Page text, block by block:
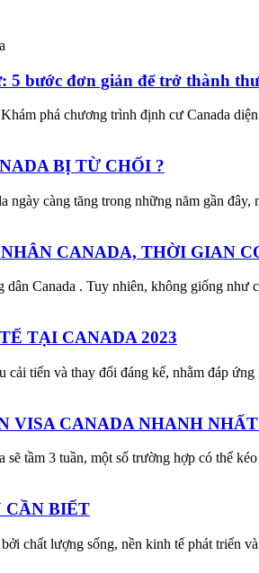
5 bước đơn giản để trở thành
phá chương trình định cư Canada
BỊ TỪ CHỐI ?
ngày càng tăng trong những năm gần
CANADA, THỜI GIAN
Canada . Tuy nhiên, không giống như
TẠI CANADA 2023
cải tiến và thay đổi đáng kể, nhằm đáp
VISA CANADA NHANH
tầm 3 tuần, một số trường hợp có thể
CẦN BIẾT
chất lượng sống, nền kinh tế phát triển